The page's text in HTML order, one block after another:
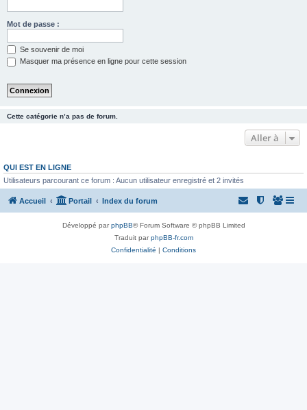
Mot de passe :
Se souvenir de moi
Masquer ma présence en ligne pour cette session
Cette catégorie n’a pas de forum.
Aller à
QUI EST EN LIGNE
Utilisateurs parcourant ce forum : Aucun utilisateur enregistré et 2 invités
Accueil Portail Index du forum
Développé parphpBB® Forum Software © phpBB Limited
Traduit parphpBB-fr.com
Confidentialité | Conditions